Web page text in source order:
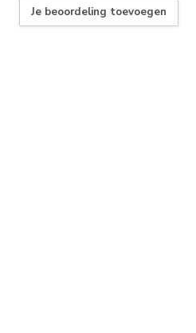
Je beoordeling toevoegen